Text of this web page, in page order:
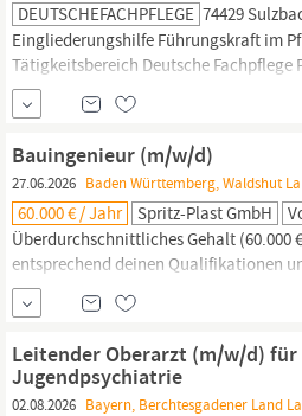
DEUTSCHEFACHPFLEGE 74429
Eingliederungshilfe Führungskraft im
Tätigkeitsbereich Deutsche Fachpflege
Fachleitung (m/w/d)
Sulzbach-Laufen Wir, die DEUTSCHE
ganz Deutschland das gesamte
Bauingenieur (m/w/d)
27.06.2026 Baden Württemberg, Waldshut
60.000 € / Jahr Spritz-Plast GmbH
Überdurchschnittliches Gehalt (60.000
entsprechend deinen Qualifikationen
Arbeitszeiten 30 Urlaubstage Urlaubs-
Monatliche Anwesenheitsprämie
givveCard Betriebliche Altersvorsorge
Betriebliche Krankenhaus-
Gruppenvertrag Jobrad...
Leitender Oberarzt (m/w/d)
Jugendpsychiatrie
02.08.2026 Bayern, Berchtesgadener Land